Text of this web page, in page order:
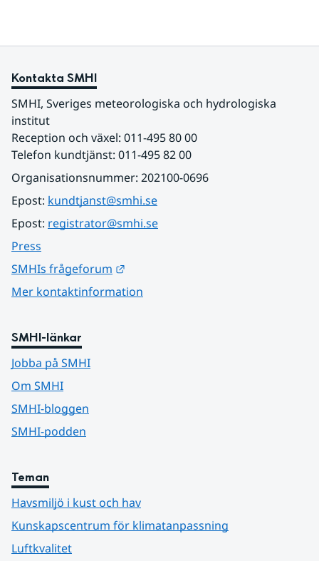
Kontakta SMHI
SMHI, Sveriges meteorologiska och hydrologiska
institut
Reception och växel: 011-495 80 00
Telefon kundtjänst: 011-495 82 00
Organisationsnummer: 202100-0696
Epost: kundtjanst@smhi.se
Epost: registrator@smhi.se
Press
SMHIs frågeforum
Mer kontaktinformation
SMHI-länkar
Jobba på SMHI
Om SMHI
SMHI-bloggen
SMHI-podden
Teman
Havsmiljö i kust och hav
Kunskapscentrum för klimatanpassning
Luftkvalitet